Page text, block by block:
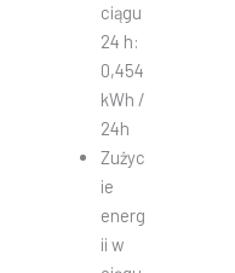
ciągu
24 h:
0,454
kWh /
24h
Zużyc
ie
energ
ii w